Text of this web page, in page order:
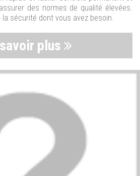
des normes de qualité élevées.
sécurité dont vous avez besoin.
plus